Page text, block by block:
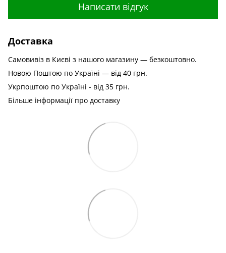
Написати відгук
Доставка
Самовивіз в Києві з нашого магазину — безкоштовно.
Новою Поштою по Україні — від 40 грн.
Укрпоштою по Україні - від 35 грн.
Більше інформації про доставку